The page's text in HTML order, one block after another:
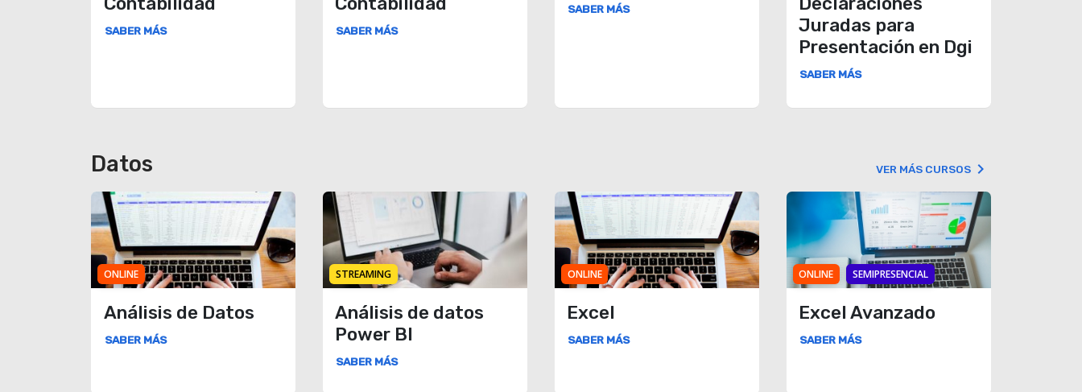
SABER MÁS SABER MÁS
SABER MÁS
Juradas para
Presentación en Dgi
SABER MÁS
Datos VER MÁS CURSOSkeyboard_arrow_right
ONLINE
Análisis de Datos
SABER MÁS
STREAMING
Análisis de datos
Power BI
SABER MÁS
ONLINE
Excel
SABER MÁS
ONLINE SEMIPRESENCIAL
Excel Avanzado
SABER MÁS